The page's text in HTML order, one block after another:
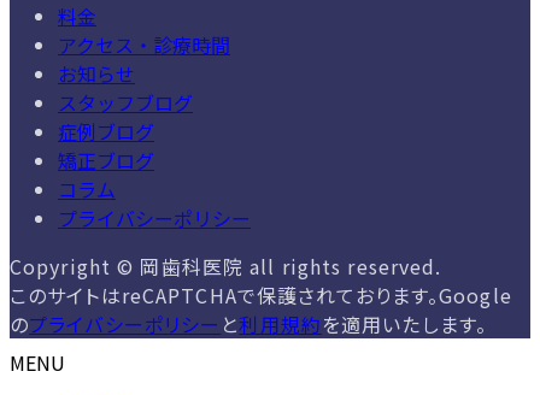
料金
アクセス・診療時間
お知らせ
スタッフブログ
症例ブログ
矯正ブログ
コラム
プライバシーポリシー
Copyright © 岡歯科医院 all rights reserved.
このサイトはreCAPTCHAで保護されております。Google
のプライバシーポリシー と利用規約を適用いたします。
MENU